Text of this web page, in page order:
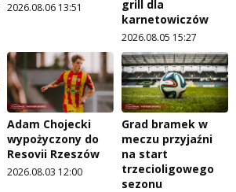
2026.08.06 13:51
grill dla
karnetowiczów
2026.08.05 15:27
Adam Chojecki
wypożyczony do
Resovii Rzeszów
2026.08.03 12:00
Grad bramek w
meczu przyjaźni
na start
trzecioligowego
sezonu